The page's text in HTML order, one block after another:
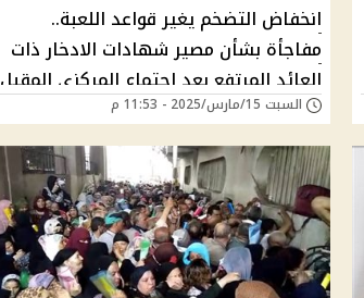
انخفاض التضخم يغير قواعد اللعبة..
مفاجأة بشأن مصير شهادات الادخار ذات
العائد المرتفع بعد اجتماع المركزي المقبل
السبت 15/مارس/2025 - 11:53 م